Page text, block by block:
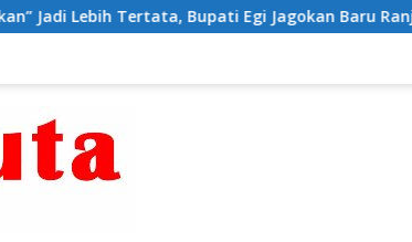
Bupati Egi Jagokan Baru Ranji Tiga Besar Desa